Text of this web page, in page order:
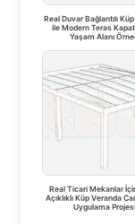
Real Duvar Bağlantılı
ile Modern Teras
Yaşam Alanı
Real Ticari Mekanlar
Açıklıklı Küp Veranda
Uygulama Projesi